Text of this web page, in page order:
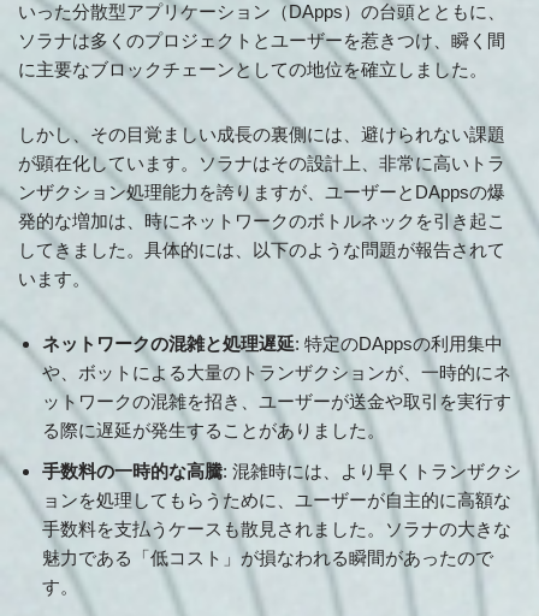
いった分散型アプリケーション（DApps）の台頭とともに、
ソラナは多くのプロジェクトとユーザーを惹きつけ、瞬く間
に主要なブロックチェーンとしての地位を確立しました。
しかし、その目覚ましい成長の裏側には、避けられない課題
が顕在化しています。ソラナはその設計上、非常に高いトラ
ンザクション処理能力を誇りますが、ユーザーとDAppsの爆
発的な増加は、時にネットワークのボトルネックを引き起こ
してきました。具体的には、以下のような問題が報告されて
います。
ネットワークの混雑と処理遅延: 特定のDAppsの利用集中
や、ボットによる大量のトランザクションが、一時的にネ
ットワークの混雑を招き、ユーザーが送金や取引を実行す
る際に遅延が発生することがありました。
手数料の一時的な高騰: 混雑時には、より早くトランザクシ
ョンを処理してもらうために、ユーザーが自主的に高額な
手数料を支払うケースも散見されました。ソラナの大きな
魅力である「低コスト」が損なわれる瞬間があったので
す。